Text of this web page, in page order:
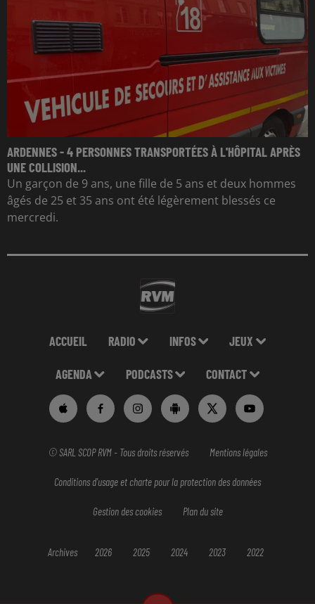
ARDENNES - 4 PERSONNES TRANSPORTÉES À L'HÔPITAL APRÈS
UNE COLLISION...
Un garçon de 9 ans, une fille de 5 ans et deux hommes
âgés de 25 et 35 ans ont été légèrement blessés ce
mercredi.
ACCUEIL RADIO INFOS JEUX
AGENDA PODCASTS CONTACT
© SARL SCOP RVM - Tous droits réservés Mentions légales
Conditions d'usage et charte pour la protection des données
Gestion des cookies Plan du site
Archives 2026 2025 2024 2023 2022